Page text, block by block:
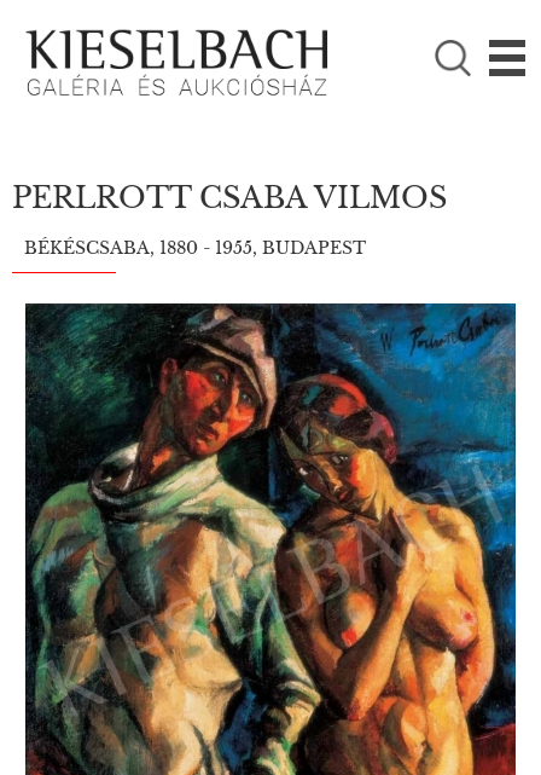

KÉRJÜK VÁLASSZON!
Festmények
PERLROTT CSABA VILMOS
BÉKÉSCSABA, 1880 - 1955, BUDAPEST